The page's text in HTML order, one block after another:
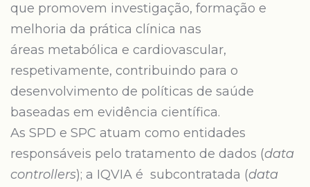
que promovem investigação, formação e
melhoria da prática clínica nas
áreas metabólica e cardiovascular,
respetivamente, contribuindo para o
desenvolvimento de políticas de saúde
baseadas em evidência científica.
As SPD e SPC atuam como entidades
responsáveis pelo tratamento de dados (data
controllers); a IQVIA é subcontratada (data